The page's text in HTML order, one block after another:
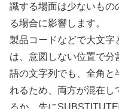
識する場面は少ないもの
る場合に影響します。
製品コードなどで大文字
は、意図しない位置で分
語の文字列でも、全角と
れるため、両方が混在し
るか、先に